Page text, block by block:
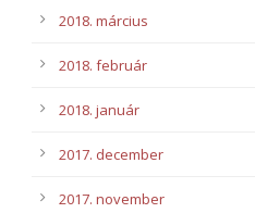
2018. március
2018. február
2018. január
2017. december
2017. november